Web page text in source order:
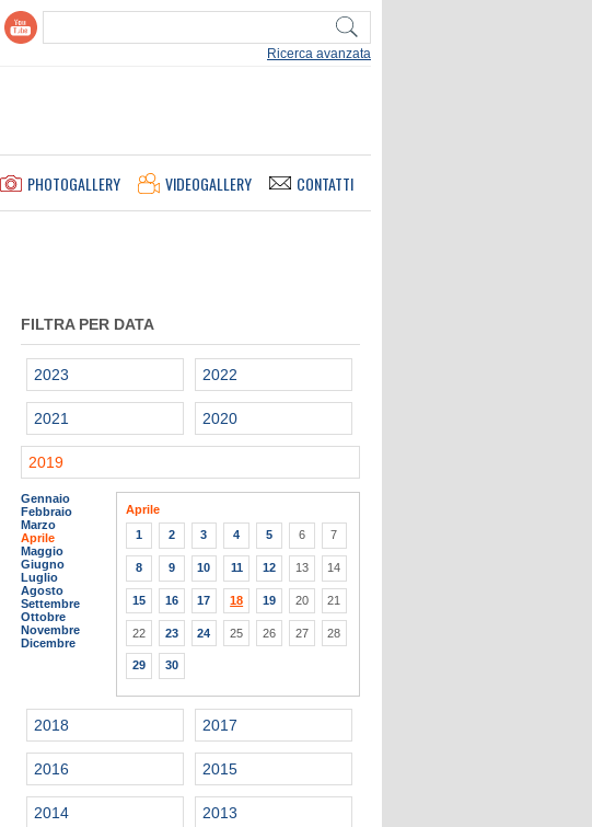
Ricerca avanzata
PHOTOGALLERY VIDEOGALLERY CONTATTI
FILTRA PER DATA
2023 2022
2021 2020
2019
Gennaio
Febbraio
Marzo
Aprile
Maggio
Giugno
Luglio
Agosto
Settembre
Ottobre
Novembre
Dicembre
Aprile
1
2 3 4 5 6 7
8 9 10 11 12 13 14
15 16 17 18 19 20 21
22 23 24 25 26 27 28
29 30
2018 2017
2016 2015
2014 2013